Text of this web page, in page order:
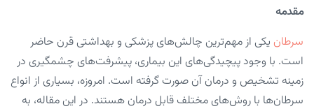
مقدمه
سرطان یکی از مهم‌ترین چالش‌های پزشکی و بهداشتی قرن حاضر
است. با وجود پیچیدگی‌های این بیماری، پیشرفت‌های چشمگیری در
زمینه تشخیص و درمان آن صورت گرفته است. امروزه، بسیاری از انواع
سرطان‌ها با روش‌های مختلف قابل درمان هستند. در این مقاله، به